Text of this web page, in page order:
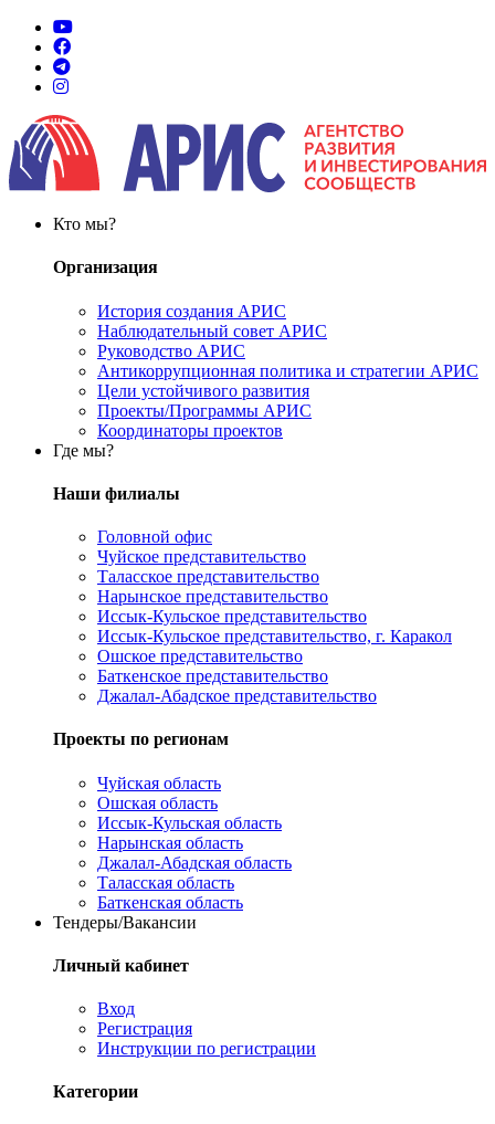
Кто мы?
Организация
История создания АРИС
Наблюдательный совет АРИС
Руководство АРИС
Антикоррупционная политика и стратегии АРИС
Цели устойчивого развития
Проекты/Программы АРИС
Координаторы проектов
Где мы?
Наши филиалы
Головной офис
Чуйское представительство
Таласское представительство
Нарынское представительство
Иссык-Кульское представительство
Иссык-Кульское представительство, г. Каракол
Ошское представительство
Баткенское представительство
Джалал-Абадское представительство
Проекты по регионам
Чуйская область
Ошская область
Иссык-Кульская область
Нарынская область
Джалал-Абадская область
Таласская область
Баткенская область
Тендеры/Вакансии
Личный кабинет
Вход
Регистрация
Инструкции по регистрации
Категории